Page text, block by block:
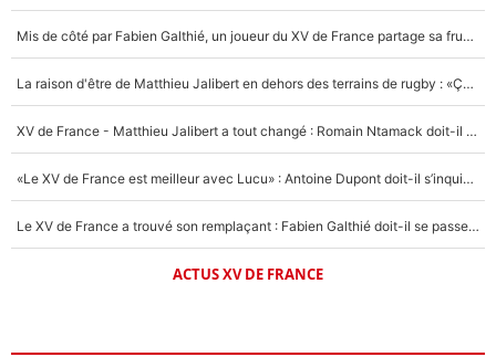
Mis de côté par Fabien Galthié, un joueur du XV de France partage sa frustration : «ils ne me l’ont pas dit tout de suite»
La raison d'être de Matthieu Jalibert en dehors des terrains de rugby : «Ça m'atteint autant que si tu touches à un membre de ma famille»
XV de France - Matthieu Jalibert a tout changé : Romain Ntamack doit-il s’inquiéter pour sa place à un an de la Coupe du monde ?
«Le XV de France est meilleur avec Lucu» : Antoine Dupont doit-il s’inquiéter pour sa place ?
Le XV de France a trouvé son remplaçant : Fabien Galthié doit-il se passer d'Antoine Dupont ?
ACTUS XV DE FRANCE